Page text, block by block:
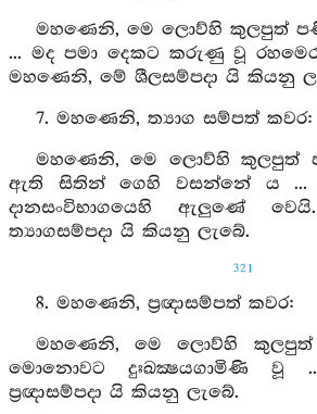
මහණෙනි, මෙ ලොව්හි කුලපුත්
... මද පමා දෙකට කරුණු වූ
මහණෙනි, මේ ශීලසම්පදා යි කියනු
7. මහණෙනි, ත්‍යාග සම්පත් කවර:
මහණෙනි, මෙ ලොව්හි කුලපුත්
ඇති සිතින් ගෙහි වසන්නේ ය ...
දානසංවිභාගයෙහි ඇලුණේ
ත්‍යාගසම්පදා යි කියනු ලැබේ.
321
8. මහණෙනි, ප්‍රඥාසම්පත් කවර:
මහණෙනි, මෙ ලොව්හි කුලපුත්
මොනොවට දුඃඛක්‍ෂයගාමිණි වූ
ප්‍රඥාසම්පදා යි කියනු ලැබේ.